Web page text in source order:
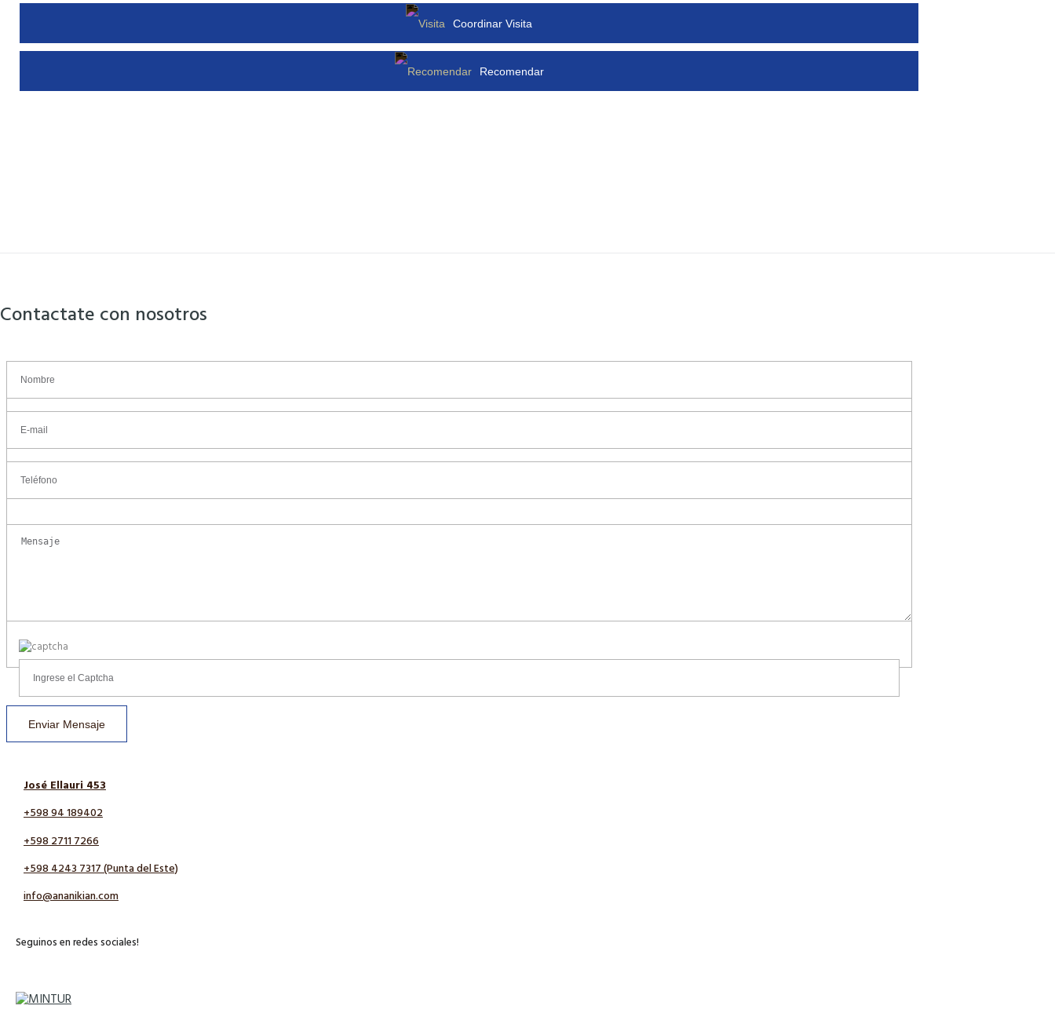
Coordinar Visita
Recomendar
Contactate con nosotros
Enviar Mensaje
José Ellauri 453
+598 94 189402
+598 2711 7266
+598 4243 7317 (Punta del Este)
info@ananikian.com
Seguinos en redes sociales!